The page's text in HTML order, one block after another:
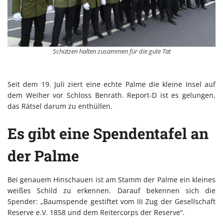
Schützen halten zusammen für die gute Tat
Seit dem 19. Juli ziert eine echte Palme die kleine Insel auf
dem Weiher vor Schloss Benrath. Report-D ist es gelungen,
das Rätsel darum zu enthüllen.
Es gibt eine Spendentafel an
der Palme
Bei genauem Hinschauen ist am Stamm der Palme ein kleines
weißes Schild zu erkennen. Darauf bekennen sich die
Spender: „Baumspende gestiftet vom III Zug der Gesellschaft
Reserve e.V. 1858 und dem Reitercorps der Reserve“.